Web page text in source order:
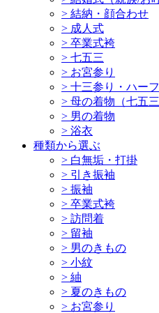
> 結納・顔合わせ
> 成人式
> 卒業式袴
> 七五三
> お宮参り
> 十三参り・ハー
> 母の着物（七五
> 男の着物
> 浴衣
種類から選ぶ
> 白無垢・打掛
> 引き振袖
> 振袖
> 卒業式袴
> 訪問着
> 留袖
> 男のきもの
> 小紋
> 紬
> 夏のきもの
> お宮参り